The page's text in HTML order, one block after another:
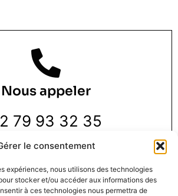
le consentement
expériences, nous utilisons des technologies
stocker et/ou accéder aux informations des
à ces technologies nous permettra de
Nous appeler
79 93 32 35